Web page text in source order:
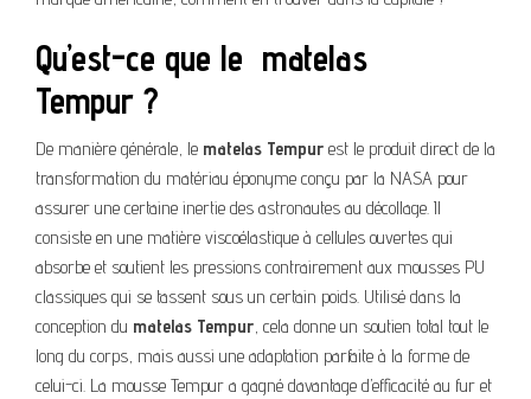
Qu’est-ce que le matelas
Tempur ?
De manière générale, le matelas Tempur est le produit direct de la
transformation du matériau éponyme conçu par la NASA pour
assurer une certaine inertie des astronautes au décollage. Il
consiste en une matière viscoélastique à cellules ouvertes qui
absorbe et soutient les pressions contrairement aux mousses PU
classiques qui se tassent sous un certain poids. Utilisé dans la
conception du matelas Tempur, cela donne un soutien total tout le
long du corps, mais aussi une adaptation parfaite à la forme de
celui-ci. La mousse Tempur a gagné davantage d’efficacité au fur et